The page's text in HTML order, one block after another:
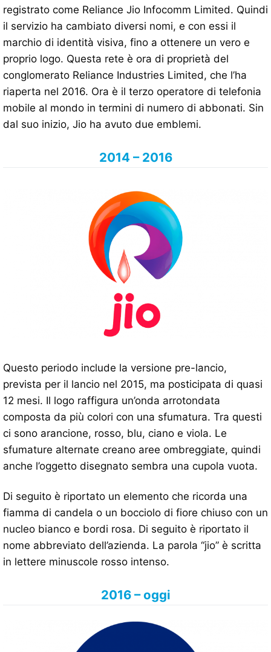
registrato come Reliance Jio Infocomm Limited. Quindi
il servizio ha cambiato diversi nomi, e con essi il
marchio di identità visiva, fino a ottenere un vero e
proprio logo. Questa rete è ora di proprietà del
conglomerato Reliance Industries Limited, che l’ha
riaperta nel 2016. Ora è il terzo operatore di telefonia
mobile al mondo in termini di numero di abbonati. Sin
dal suo inizio, Jio ha avuto due emblemi.
2014 – 2016
Questo periodo include la versione pre-lancio,
prevista per il lancio nel 2015, ma posticipata di quasi
12 mesi. Il logo raffigura un’onda arrotondata
composta da più colori con una sfumatura. Tra questi
ci sono arancione, rosso, blu, ciano e viola. Le
sfumature alternate creano aree ombreggiate, quindi
anche l’oggetto disegnato sembra una cupola vuota.
Di seguito è riportato un elemento che ricorda una
fiamma di candela o un bocciolo di fiore chiuso con un
nucleo bianco e bordi rosa. Di seguito è riportato il
nome abbreviato dell’azienda. La parola “jio” è scritta
in lettere minuscole rosso intenso.
2016 – oggi